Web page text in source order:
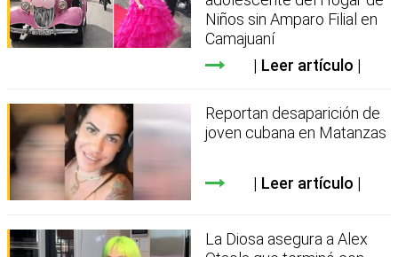
Niños sin Amparo Filial en
Camajuaní
Leer artículo
Reportan desaparición de
joven cubana en Matanzas
Leer artículo
La Diosa asegura a Alex